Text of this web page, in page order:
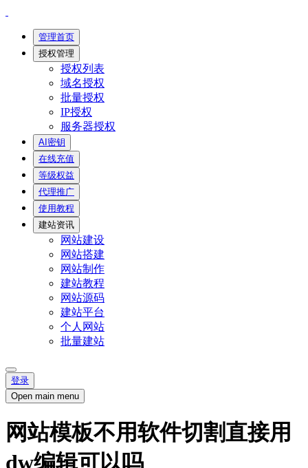
管理首页
授权管理
授权列表
域名授权
批量授权
IP授权
服务器授权
AI密钥
在线充值
等级权益
代理推广
使用教程
建站资讯
网站建设
网站搭建
网站制作
建站教程
网站源码
建站平台
个人网站
批量建站
登录
Open main menu
网站模板不用软件切割直接用
dw编辑可以吗